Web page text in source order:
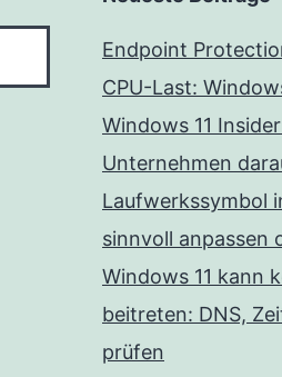
Endpoint
CPU-Last:
Windows 11
Unternehmen
Laufwerkssymbol
sinnvoll anpassen
Windows 11 kann
beitreten: DNS,
prüfen